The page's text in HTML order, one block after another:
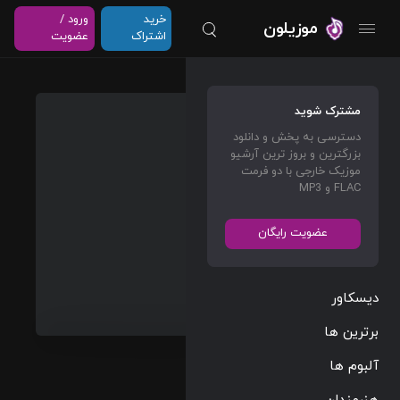
موزیلون
خرید
اشتراک
ورود /
عضویت
مشترک شوید
دسترسی به پخش و دانلود
بزرگترین و بروز ترین آرشیو
موزیک خارجی با دو فرمت
FLAC و MP3
عضویت رایگان
دیسکاور
برترین ها
آلبوم ها
Kangar
oos
and
Dingoe
s
Jacob
Film Scores
Films/Games
131 BPM